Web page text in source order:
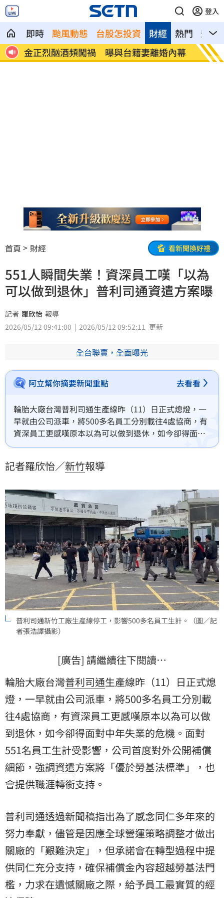
登入
即時 颱風動態 台股怎投資 熱門 影音
財經
金正烈酗酒頻闖禍 曝與台籍妻離婚內幕 公告7
首頁 財經 看新聞換好禮
551人瞬間失業！資深員工嘆「以為
可以做到退休」普利司通資遣方案曝
記者 羅欣怡 報導
2026/05/12 09:41:00
2026/05/12 09:52:11 更新
全台聯賣，全面曝光
阿立幫你摘要新聞重點 去看看
輪胎大廠台灣普利司通生產線昨（11）日正式熄燈，一
早就由公司派車，將500多名員工分別載往4處協商，有
資深員工更感嘆原本以為可以做到退休，如今卻得面對
中年失業的危機。面對551名員工生計受影響，公司首
準」，也會提供職涯轉銜支持。
記者羅欣怡／新竹報導
普利司通新竹工廠生產線停工，影響500多名員工生計。（圖／記
者張浩譯攝影）
[廣告] 請繼續往下閱讀…
輪胎大廠台灣普利司通生產線昨（11）日正式熄
燈，一早就由公司派車，將500多名員工分別載
往4處協商，有資深員工更感嘆原本以為可以做
到退休，如今卻得面對中年失業的危機。面對
551名員工生計受影響，公司首度對外公開補償
細節，強調資遣方案將「優於勞基法標準」，也
會提供職涯轉銜支持。
普利司通透過新聞稿指出為了感念同仁多年來的
努力奉獻，儘管是因應全球營運策略調整才做出
關廠的「艱難決定」，但承諾會在轉型過程中提
供同仁充分支持，確保補償金內容超越勞基法門
檻，力求在遺憾關廠之際，給予員工最實質的經